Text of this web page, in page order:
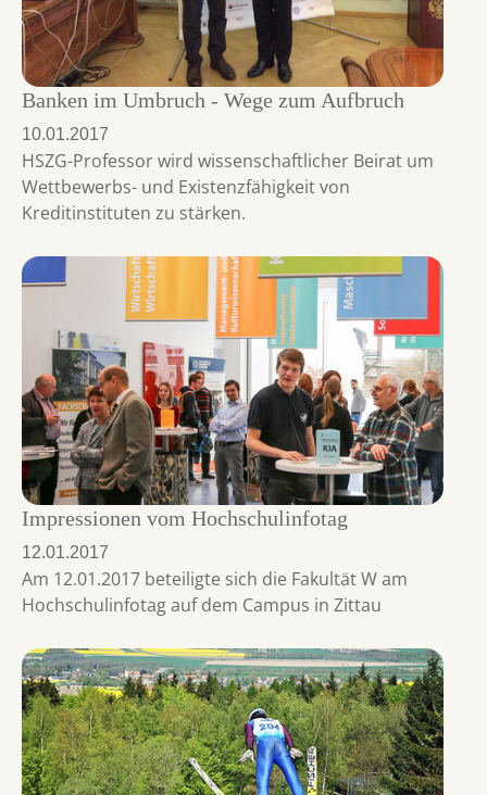
Banken im Umbruch - Wege zum Aufbruch
10.01.2017
HSZG-Professor wird wissenschaftlicher Beirat um
Wettbewerbs- und Existenzfähigkeit von
Kreditinstituten zu stärken.
Impressionen vom Hochschulinfotag
12.01.2017
Am 12.01.2017 beteiligte sich die Fakultät W am
Hochschulinfotag auf dem Campus in Zittau